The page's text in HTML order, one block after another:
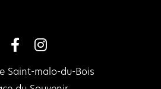
Saint-malo-du-Bois